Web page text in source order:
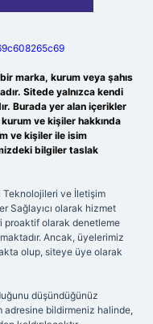
marka, kurum veya şahıs
Sitede yalnızca kendi
Burada yer alan içerikler
ve kişiler hakkında
ve kişiler ile isim
bilgiler taslak
Teknolojileri ve İletişim
Sağlayıcı olarak hizmet
proaktif olarak denetleme
Ancak, üyelerimiz
olup, siteye üye olarak
düşündüğünüz
adresine bildirmeniz halinde,